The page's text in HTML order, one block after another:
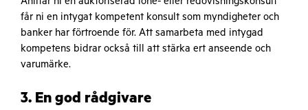
får ni en intygat kompetent konsult som myndigheter och
banker har förtroende för. Att samarbeta med intygad
kompetens bidrar också till att stärka ert anseende och
varumärke.
3. En god rådgivare